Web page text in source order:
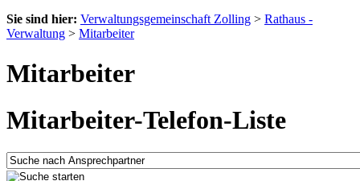
Sie sind hier: Verwaltungsgemeinschaft Zolling > Rathaus -
Verwaltung > Mitarbeiter
Mitarbeiter
Mitarbeiter-Telefon-Liste